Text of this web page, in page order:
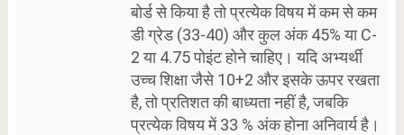
बोर्ड से किया है तो प्रत्येक विषय में कम से कम
डी ग्रेड (33-40) और कुल अंक 45% या C-
2 या 4.75 पोइंट होने चाहिए। यदि अभ्यर्थी
उच्च शिक्षा जैसे 10+2 और इसके ऊपर रखता
है, तो प्रतिशत की बाध्यता नहीं है, जबकि
प्रत्येक विषय में 33 % अंक होना अनिवार्य है।